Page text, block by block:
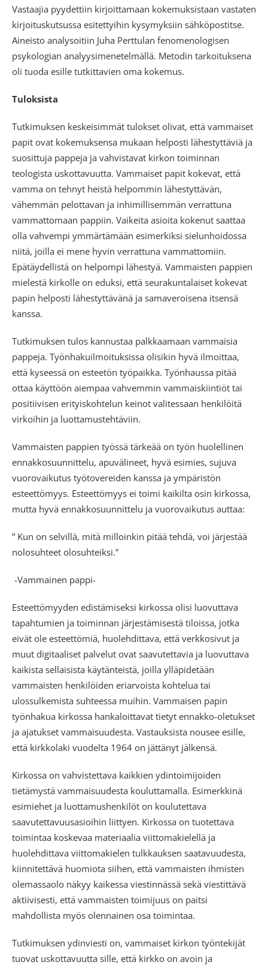
Vastaajia pyydettiin kirjoittamaan kokemuksistaan vastaten
kirjoituskutsussa esitettyihin kysymyksiin sähköpostitse.
Aineisto analysoitiin Juha Perttulan fenomenologisen
psykologian analyysimenetelmällä. Metodin tarkoituksena
oli tuoda esille tutkittavien oma kokemus.
Tuloksista
Tutkimuksen keskeisimmät tulokset olivat, että vammaiset
papit ovat kokemuksensa mukaan helposti lähestyttäviä ja
suosittuja pappeja ja vahvistavat kirkon toiminnan
teologista uskottavuutta. Vammaiset papit kokevat, että
vamma on tehnyt heistä helpommin lähestyttävän,
vähemmän pelottavan ja inhimillisemmän verrattuna
vammattomaan pappiin. Vaikeita asioita kokenut saattaa
olla vahvempi ymmärtämään esimerkiksi sielunhoidossa
niitä, joilla ei mene hyvin verrattuna vammattomiin.
Epätäydellistä on helpompi lähestyä. Vammaisten pappien
mielestä kirkolle on eduksi, että seurakuntalaiset kokevat
papin helposti lähestyttävänä ja samaveroisena itsensä
kanssa.
Tutkimuksen tulos kannustaa palkkaamaan vammaisia
pappeja. Työnhakuilmoituksissa olisikin hyvä ilmoittaa,
että kyseessä on esteetön työpaikka. Työnhaussa pitää
ottaa käyttöön aiempaa vahvemmin vammaiskiintiöt tai
positiivisen erityiskohtelun keinot valitessaan henkilöitä
virkoihin ja luottamustehtäviin.
Vammaisten pappien työssä tärkeää on työn huolellinen
ennakkosuunnittelu, apuvälineet, hyvä esimies, sujuva
vuorovaikutus työtovereiden kanssa ja ympäristön
esteettömyys. Esteettömyys ei toimi kaikilta osin kirkossa,
mutta hyvä ennakkosuunnittelu ja vuorovaikutus auttaa:
” Kun on selvillä, mitä milloinkin pitää tehdä, voi järjestää
nolosuhteet olosuhteiksi.”
-Vammainen pappi-
Esteettömyyden edistämiseksi kirkossa olisi luovuttava
tapahtumien ja toiminnan järjestämisestä tiloissa, jotka
eivät ole esteettömiä, huolehdittava, että verkkosivut ja
muut digitaaliset palvelut ovat saavutettavia ja luovuttava
kaikista sellaisista käytänteistä, joilla ylläpidetään
vammaisten henkilöiden eriarvoista kohtelua tai
ulossulkemista suhteessa muihin. Vammaisen papin
työnhakua kirkossa hankaloittavat tietyt ennakko-oletukset
ja ajatukset vammaisuudesta. Vastauksista nousee esille,
että kirkkolaki vuodelta 1964 on jättänyt jälkensä.
Kirkossa on vahvistettava kaikkien ydintoimijoiden
tietämystä vammaisuudesta kouluttamalla. Esimerkkinä
esimiehet ja luottamushenkilöt on koulutettava
saavutettavuusasioihin liittyen. Kirkossa on tuotettava
toimintaa koskevaa materiaalia viittomakielellä ja
huolehdittava viittomakielen tulkkauksen saatavuudesta,
kiinnitettävä huomiota siihen, että vammaisten ihmisten
olemassaolo näkyy kaikessa viestinnässä sekä viestittävä
aktiivisesti, että vammaisten toimijuus on paitsi
mahdollista myös olennainen osa toimintaa.
Tutkimuksen ydinviesti on, vammaiset kirkon työntekijät
tuovat uskottavuutta sille, että kirkko on avoin ja